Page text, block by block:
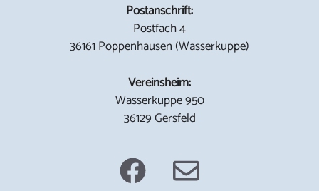
Postanschrift:
Postfach 4
36161 Poppenhausen (Wasserkuppe)
Vereinsheim:
Wasserkuppe 950
36129 Gersfeld